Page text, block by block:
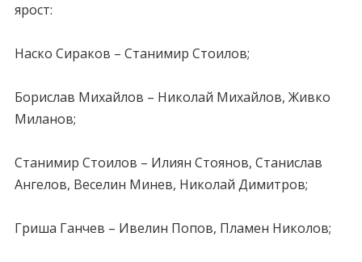
ярост:
Наско Сираков – Станимир Стоилов;
Борислав Михайлов – Николай Михайлов, Живко
Миланов;
Станимир Стоилов – Илиян Стоянов, Станислав
Ангелов, Веселин Минев, Николай Димитров;
Гриша Ганчев – Ивелин Попов, Пламен Николов;